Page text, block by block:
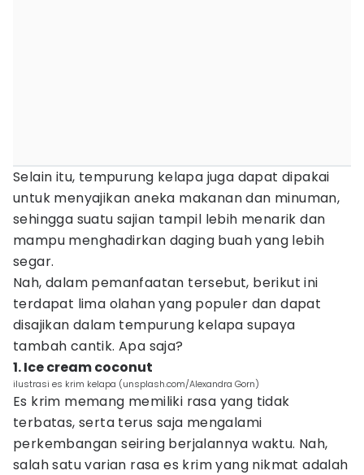
Selain itu, tempurung kelapa juga dapat dipakai
untuk menyajikan aneka makanan dan minuman,
sehingga suatu sajian tampil lebih menarik dan
mampu menghadirkan daging buah yang lebih
segar.
Nah, dalam pemanfaatan tersebut, berikut ini
terdapat lima olahan yang populer dan dapat
disajikan dalam tempurung kelapa supaya
tambah cantik. Apa saja?
1. Ice cream coconut
ilustrasi es krim kelapa (unsplash.com/Alexandra Gorn)
Es krim memang memiliki rasa yang tidak
terbatas, serta terus saja mengalami
perkembangan seiring berjalannya waktu. Nah,
salah satu varian rasa es krim yang nikmat adalah